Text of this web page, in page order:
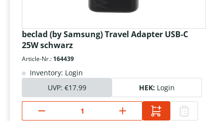
beclad (by Samsung) Travel Adapter USB-C
25W schwarz
Article-Nr.: 164439
Inventory: Login
UVP: €17.99 HEK: Login